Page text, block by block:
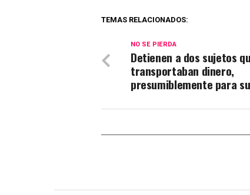
TEMAS RELACIONADOS:
NO SE PIERDA
Detienen a dos sujetos
transportaban dinero,
presumiblemente para